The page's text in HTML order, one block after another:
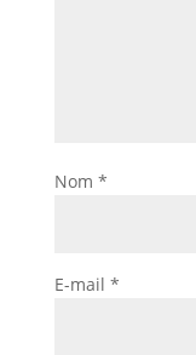
Nom *
E-mail *